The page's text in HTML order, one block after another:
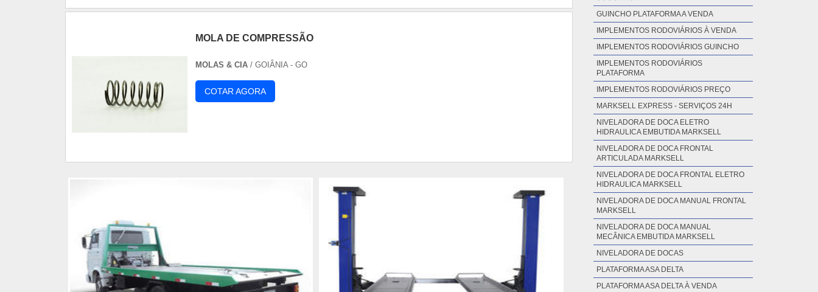
MOLA DE COMPRESSÃO
MOLAS & CIA / GOIÂNIA - GO
COTAR AGORA
GUINCHO PLATAFORMA A VENDA
IMPLEMENTOS RODOVIÁRIOS À VENDA
IMPLEMENTOS RODOVIÁRIOS GUINCHO
IMPLEMENTOS RODOVIÁRIOS
PLATAFORMA
IMPLEMENTOS RODOVIÁRIOS PREÇO
MARKSELL EXPRESS - SERVIÇOS 24H
NIVELADORA DE DOCA ELETRO
HIDRAULICA EMBUTIDA MARKSELL
NIVELADORA DE DOCA FRONTAL
ARTICULADA MARKSELL
NIVELADORA DE DOCA FRONTAL ELETRO
HIDRAULICA MARKSELL
NIVELADORA DE DOCA MANUAL FRONTAL
MARKSELL
NIVELADORA DE DOCA MANUAL
MECÂNICA EMBUTIDA MARKSELL
NIVELADORA DE DOCAS
PLATAFORMA ASA DELTA
PLATAFORMA ASA DELTA À VENDA